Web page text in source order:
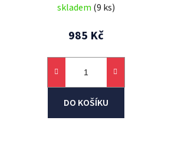
skladem (9 ks)
985 Kč
DO KOŠÍKU